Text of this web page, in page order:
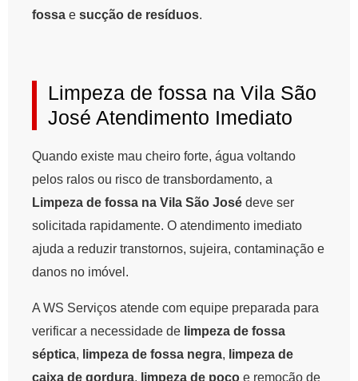
fossa e sucção de resíduos.
Limpeza de fossa na Vila São
José Atendimento Imediato
Quando existe mau cheiro forte, água voltando
pelos ralos ou risco de transbordamento, a
Limpeza de fossa na Vila São José deve ser
solicitada rapidamente. O atendimento imediato
ajuda a reduzir transtornos, sujeira, contaminação e
danos no imóvel.
A WS Serviços atende com equipe preparada para
verificar a necessidade de limpeza de fossa
séptica, limpeza de fossa negra, limpeza de
caixa de gordura, limpeza de poço e remoção de